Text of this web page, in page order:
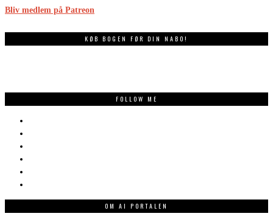
Bliv medlem på Patreon
KØB BOGEN FØR DIN NABO!
FOLLOW ME
OM AI PORTALEN